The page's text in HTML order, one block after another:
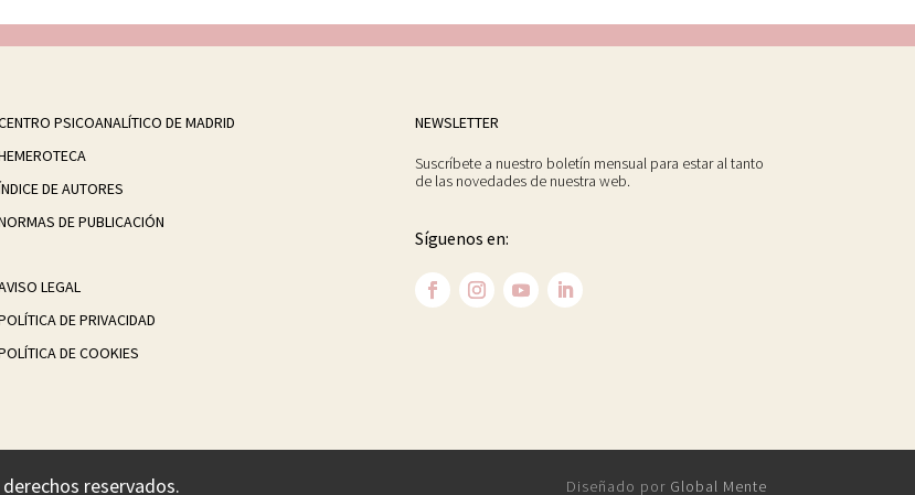
PSICOANALÍTICO DE MADRID
DE AUTORES
DE PUBLICACIÓN
LEGAL
DE PRIVACIDAD
DE COOKIES
NEWSLETTER
Suscríbete a nuestro boletín mensual para estar al tanto
de las novedades de nuestra web.
Síguenos en:
reservados. Diseñado por Global Mente